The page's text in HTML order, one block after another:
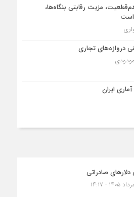
مزیت رقابتی بنگاه‌ها،
است
دروازه‌های تجاری
ایران
دلارهای صادراتی